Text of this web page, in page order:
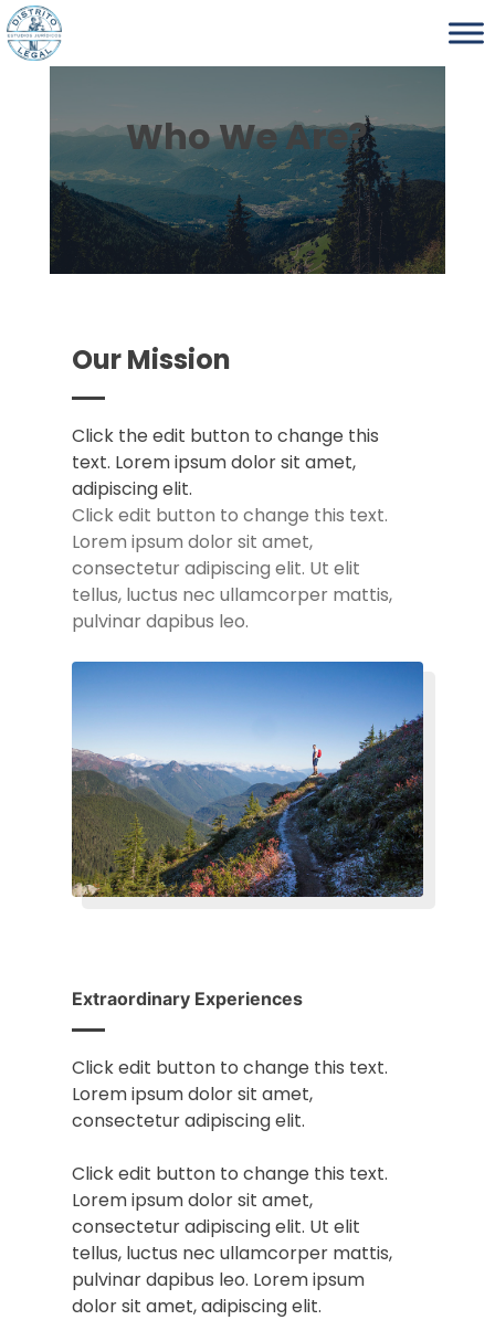
Who We Are?
Our Mission
Click the edit button to change this
text. Lorem ipsum dolor sit amet,
adipiscing elit.
Click edit button to change this text.
Lorem ipsum dolor sit amet,
consectetur adipiscing elit. Ut elit
tellus, luctus nec ullamcorper mattis,
pulvinar dapibus leo.
Extraordinary Experiences
Click edit button to change this text.
Lorem ipsum dolor sit amet,
consectetur adipiscing elit.
Click edit button to change this text.
Lorem ipsum dolor sit amet,
consectetur adipiscing elit. Ut elit
tellus, luctus nec ullamcorper mattis,
pulvinar dapibus leo. Lorem ipsum
dolor sit amet, adipiscing elit.